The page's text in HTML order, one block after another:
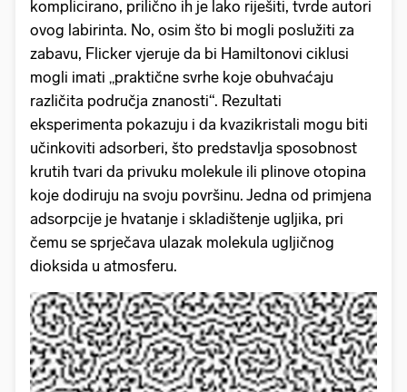
komplicirano, prilično ih je lako riješiti, tvrde autori
ovog labirinta. No, osim što bi mogli poslužiti za
zabavu, Flicker vjeruje da bi Hamiltonovi ciklusi
mogli imati „praktične svrhe koje obuhvaćaju
različita područja znanosti“. Rezultati
eksperimenta pokazuju i da kvazikristali mogu biti
učinkoviti adsorberi, što predstavlja sposobnost
krutih tvari da privuku molekule ili plinove otopina
koje dodiruju na svoju površinu. Jedna od primjena
adsorpcije je hvatanje i skladištenje ugljika, pri
čemu se sprječava ulazak molekula ugljičnog
dioksida u atmosferu.